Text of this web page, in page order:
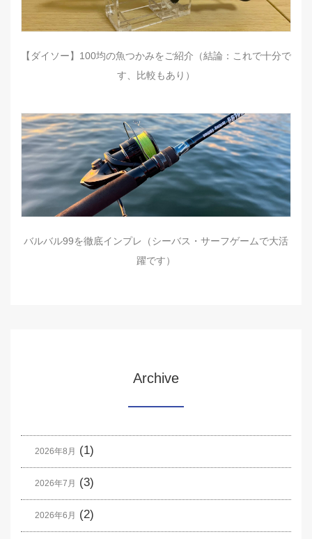
【ダイソー】100均の魚つかみをご紹介（結論：これで十分で
す、比較もあり）
バルバル99を徹底インプレ（シーバス・サーフゲームで大活
躍です）
Archive
2026年8月 (1)
2026年7月 (3)
2026年6月 (2)